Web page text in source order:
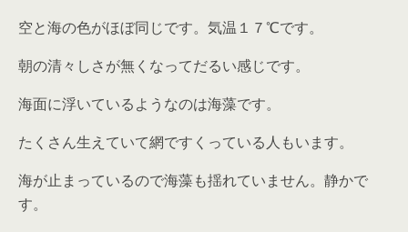
空と海の色がほぼ同じです。気温１７℃です。
朝の清々しさが無くなってだるい感じです。
海面に浮いているようなのは海藻です。
たくさん生えていて網ですくっている人もいます。
海が止まっているので海藻も揺れていません。静かで
す。